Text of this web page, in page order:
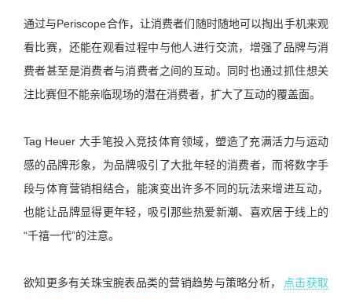
通过与Periscope合作，让消费者们随时随地可以掏出手机来观
看比赛，还能在观看过程中与他人进行交流，增强了品牌与消
费者甚至是消费者与消费者之间的互动。同时也通过抓住想关
注比赛但不能亲临现场的潜在消费者，扩大了互动的覆盖面。
Tag Heuer 大手笔投入竞技体育领域，塑造了充满活力与运动
感的品牌形象，为品牌吸引了大批年轻的消费者，而将数字手
段与体育营销相结合，能演变出许多不同的玩法来增进互动，
也能让品牌显得更年轻，吸引那些热爱新潮、喜欢居于线上的
“千禧一代”的注意。
欲知更多有关珠宝腕表品类的营销趋势与策略分析，
点击获取